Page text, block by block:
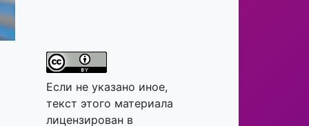
Если не указано иное,
текст этого материала
лицензирован в